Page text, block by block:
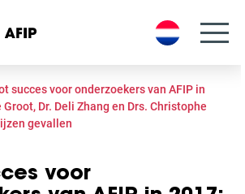
succes voor onderzoekers van AFIP in
Dr. Deli Zhang en Drs. Christophe
gevallen
voor